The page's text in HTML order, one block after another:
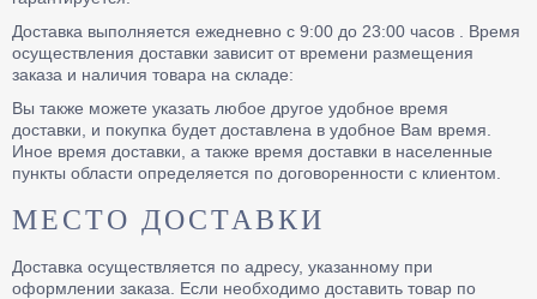
Доставка выполняется ежедневно с 9:00 до 23:00 часов . Время
осуществления доставки зависит от времени размещения
заказа и наличия товара на складе:
Вы также можете указать любое другое удобное время
доставки, и покупка будет доставлена в удобное Вам время.
Иное время доставки, а также время доставки в населенные
пункты области определяется по договоренности с клиентом.
МЕСТО ДОСТАВКИ
Доставка осуществляется по адресу, указанному при
оформлении заказа. Если необходимо доставить товар по